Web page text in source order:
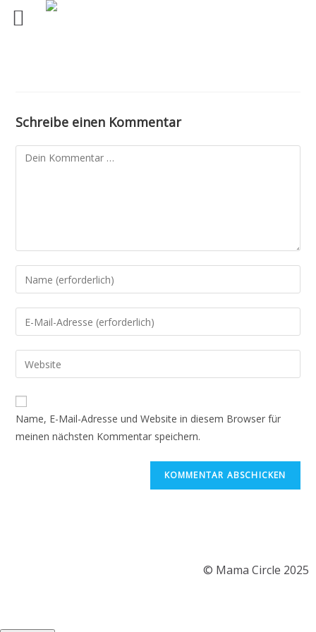
Schreibe einen Kommentar
Name, E-Mail-Adresse und Website in diesem Browser für
meinen nächsten Kommentar speichern.
© Mama Circle 2025